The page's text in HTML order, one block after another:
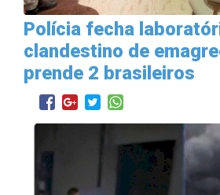
Polícia fecha
clandestino de
prende 2 brasileiros